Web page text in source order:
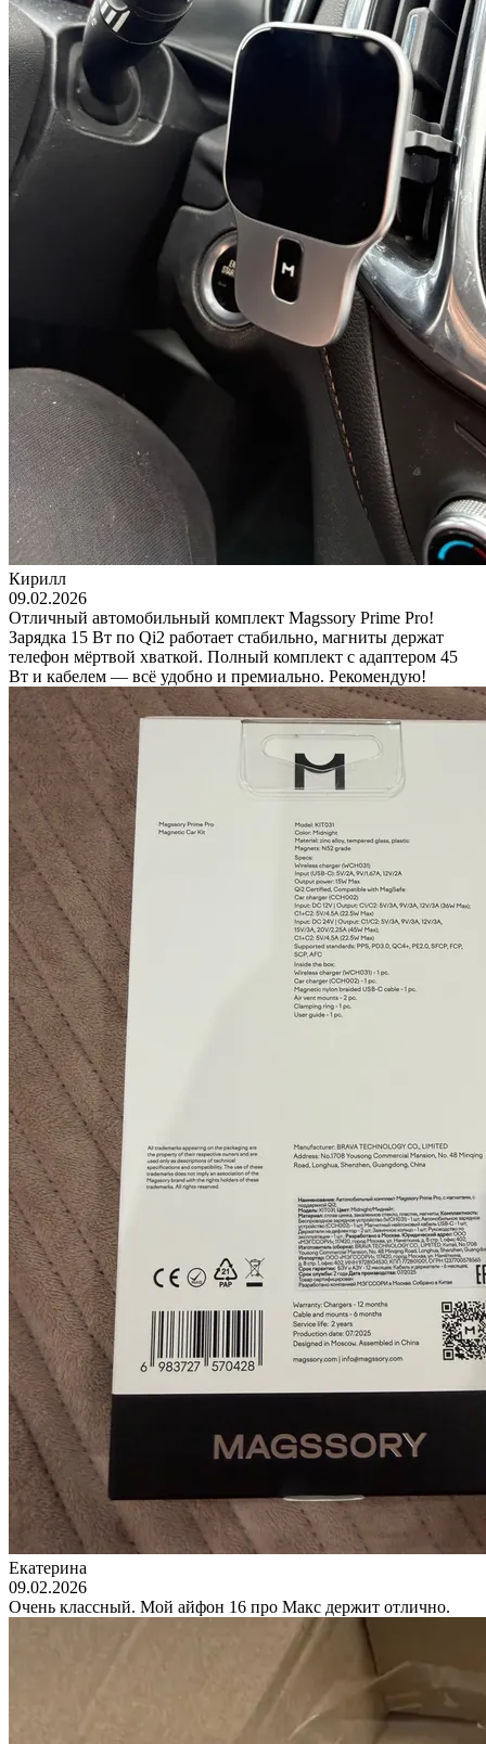
Кирилл
09.02.2026
Отличный автомобильный комплект Magssory Prime Pro!
Зарядка 15 Вт по Qi2 работает стабильно, магниты держат
телефон мёртвой хваткой. Полный комплект с адаптером 45
Вт и кабелем — всё удобно и премиально. Рекомендую!
Екатерина
09.02.2026
Очень классный. Мой айфон 16 про Макс держит отлично.